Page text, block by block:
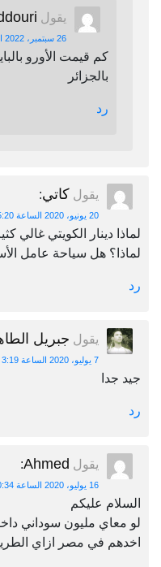
يقول
26 سبتمبر، 2022 الساعة 10:48 ص
كم قيمت الأورو
بالجزائر
رد
يقول كاتي:
20 يونيو، 2020 الساعة 5:20 م
لماذا دينار الكويتي غالي
لماذا؟ هل سياحة عامل
رد
يقول جبريل
7 يوليو، 2020 الساعة 3:19 ص
جيد جدا
رد
يقول Ahmed
:
16 يوليو، 2020 الساعة 10:34 ص
السلام عليكم
لو معاي مليون سوداني
اخدهم في مصر ازاي